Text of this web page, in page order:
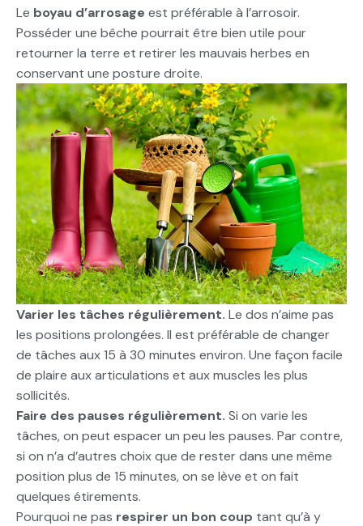
Le boyau d’arrosage est préférable à l’arrosoir.
Posséder une bêche pourrait être bien utile pour
retourner la terre et retirer les mauvais herbes en
conservant une posture droite.
Varier les tâches régulièrement. Le dos n’aime pas
les positions prolongées. Il est préférable de changer
de tâches aux 15 à 30 minutes environ. Une façon facile
de plaire aux articulations et aux muscles les plus
sollicités.
Faire des pauses régulièrement. Si on varie les
tâches, on peut espacer un peu les pauses. Par contre,
si on n’a d’autres choix que de rester dans une même
position plus de 15 minutes, on se lève et on fait
quelques étirements.
Pourquoi ne pas respirer un bon coup tant qu’à y